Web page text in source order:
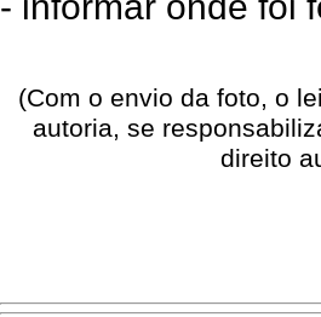
(Com o envio da foto, o
autoria, se
direito